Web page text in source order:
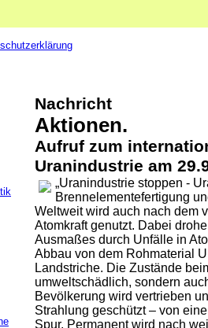
Nachricht
Aktionen.
Aufruf zum
Uranindustrie am
„Uranindustrie stoppen -
Brennelementefertigung
Weltweit wird auch nach dem
Atomkraft genutzt. Dabei
Ausmaßes durch Unfälle in
Abbau von dem Rohmaterial
Landstriche. Die Zustände
umweltschädlich, sondern
Bevölkerung wird vertrieben
Strahlung geschützt – von
Spur. Permanent wird nach